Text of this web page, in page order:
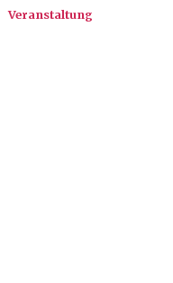
Veranstaltung